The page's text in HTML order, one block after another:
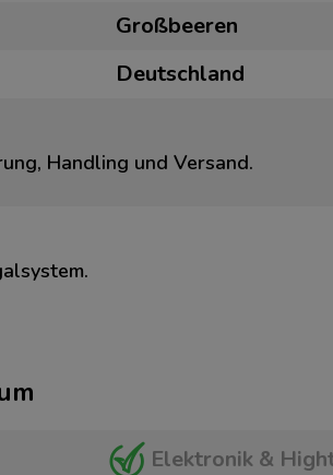
Großbeeren
Deutschland
Handling und Versand.
Elektronik &